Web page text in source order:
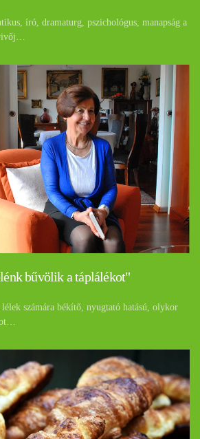
író, dramaturg, pszichológus, manapság a
bűvölik a táplálékot"
számára békítő, nyugtató hatású, olykor